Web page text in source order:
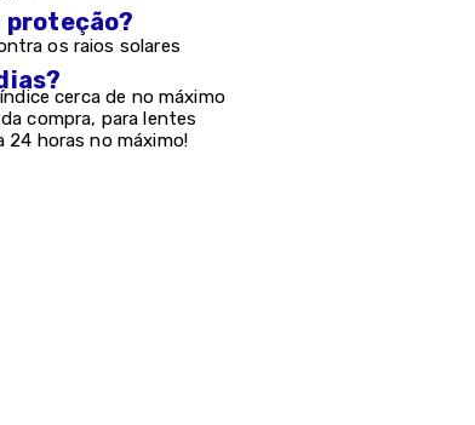
proteção?
os raios solares
cerca de no máximo
compra, para lentes
24 horas no máximo!